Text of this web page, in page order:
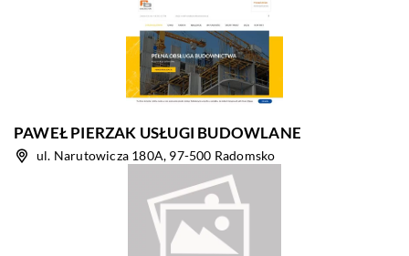
PAWEŁ PIERZAK USŁUGI BUDOWLANE
ul. Narutowicza 180A, 97-500 Radomsko